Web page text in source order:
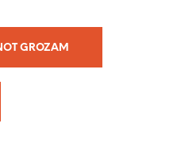
GROZAM